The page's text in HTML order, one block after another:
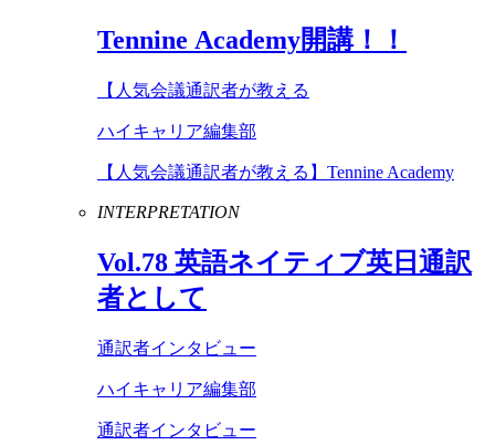
Tennine Academy開講！！
【人気会議通訳者が教える
ハイキャリア編集部
【人気会議通訳者が教える】Tennine Academy
INTERPRETATION
Vol.78 英語ネイティブ英日通訳
者として
通訳者インタビュー
ハイキャリア編集部
通訳者インタビュー